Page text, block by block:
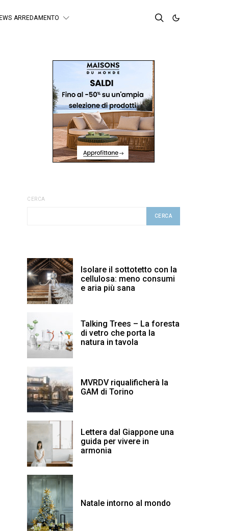
ARREDAMENTO
CERCA
CERCA
Isolare il sottotetto con la
cellulosa: meno consumi
e aria più sana
Talking Trees – La foresta
di vetro che porta la
natura in tavola
MVRDV riqualificherà la
GAM di Torino
Lettera dal Giappone una
guida per vivere in
armonia
Natale intorno al mondo